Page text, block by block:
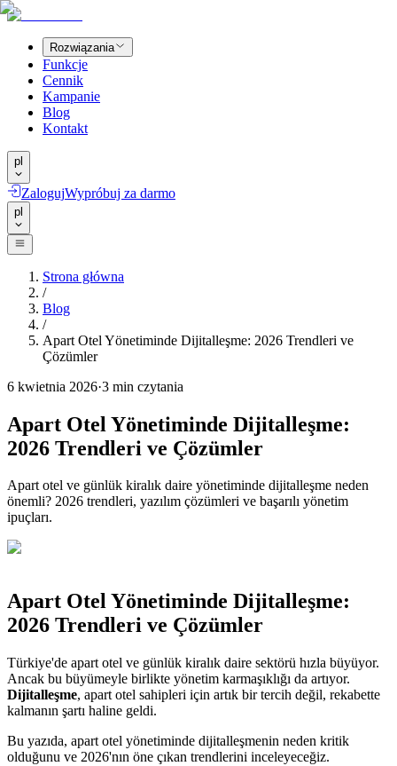
Rozwiązania
Funkcje
Cennik
Kampanie
Blog
Kontakt
pl
ZalogujWypróbuj za darmo
pl
Strona główna
/
Blog
/
Apart Otel Yönetiminde Dijitalleşme: 2026 Trendleri ve
Çözümler
6 kwietnia 2026·3 min czytania
Apart Otel Yönetiminde Dijitalleşme:
2026 Trendleri ve Çözümler
Apart otel ve günlük kiralık daire yönetiminde dijitalleşme neden
önemli? 2026 trendleri, yazılım çözümleri ve başarılı yönetim
ipuçları.
Apart Otel Yönetiminde Dijitalleşme:
2026 Trendleri ve Çözümler
Türkiye'de apart otel ve günlük kiralık daire sektörü hızla büyüyor.
Ancak bu büyümeyle birlikte yönetim karmaşıklığı da artıyor.
Dijitalleşme, apart otel sahipleri için artık bir tercih değil, rekabette
kalmanın şartı haline geldi.
Bu yazıda, apart otel yönetiminde dijitalleşmenin neden kritik
olduğunu ve 2026'nın öne çıkan trendlerini inceleyeceğiz.